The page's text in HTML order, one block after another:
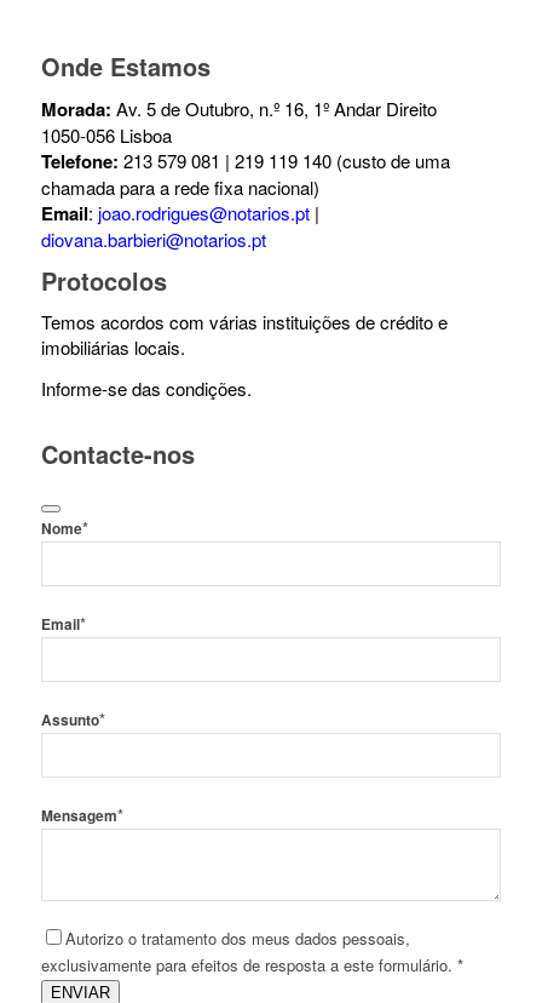
Onde Estamos
Morada: Av. 5 de Outubro, n.º 16, 1º Andar Direito
1050-056 Lisboa
Telefone: 213 579 081 | 219 119 140 (custo de uma
chamada para a rede fixa nacional)
Email: joao.rodrigues@notarios.pt|
diovana.barbieri@notarios.pt
Protocolos
Temos acordos com várias instituições de crédito e
imobiliárias locais.
Informe-se das condições.
Contacte-nos
Nome*
Email*
Assunto*
Mensagem*
Autorizo o tratamento dos meus dados pessoais,
exclusivamente para efeitos de resposta a este formulário. *
ENVIAR